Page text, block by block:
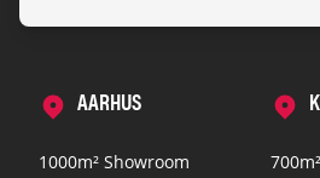
AARHUS
1000m² Showroom